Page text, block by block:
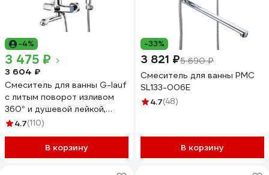
-4%
3 475 ₽
3 604 ₽
Смеситель для ванны G-lauf
с литым поворот изливом
360° и душевой лейкой,
хром GOB3-A134
4.7(110)
В корзину
-33%
3 821 ₽5 690 ₽
Смеситель для ванны РМС
SL133-006E
4.7(48)
В корзину